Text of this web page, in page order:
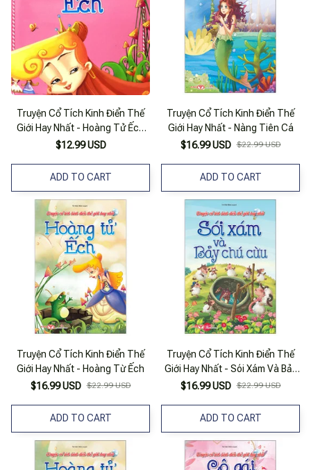
Truyện Cổ Tích Kinh Điển Thế
Giới Hay Nhất - Hoàng Tử Ếch
(vườn Cổ Tích)
$12.99 USD
ADD TO CART
Truyện Cổ Tích Kinh Điển Thế
Giới Hay Nhất - Nàng Tiên Cá
$16.99 USD $22.99 USD
ADD TO CART
Truyện Cổ Tích Kinh Điển Thế
Giới Hay Nhất - Hoàng Từ Ếch
$16.99 USD $22.99 USD
ADD TO CART
Truyện Cổ Tích Kinh Điển Thế
Giới Hay Nhất - Sói Xám Và Bảy
Chú Cừu
$16.99 USD $22.99 USD
ADD TO CART